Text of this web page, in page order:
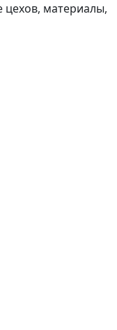
цехов, материалы,